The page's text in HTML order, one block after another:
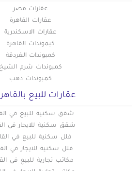
عقارات مصر
عقارات القاهرة
عقارات الاسكندرية
كبموندات القاهرة
كمبوندات الغردقة
كمبوندات شرم الشيخ
كمبوندات دهب
عقارات للبيع
شقق سكنية للبيع في
شقق سكنية للايجار في
فلل سكنية للبيع في
فلل سكنية للايجار في
مكاتب تجارية للبيع في